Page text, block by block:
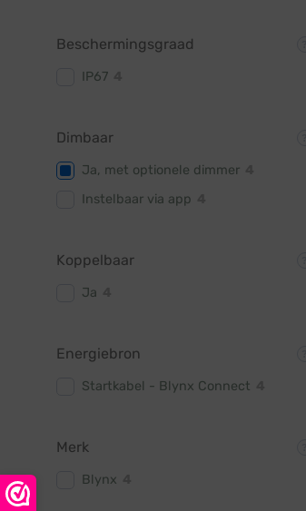
Beschermingsgraad
IP67
Dimbaar
Ja, met optionele dimmer
Instelbaar via app
Koppelbaar
Ja
Energiebron
Startkabel - Blynx Connect
Merk
Blynx